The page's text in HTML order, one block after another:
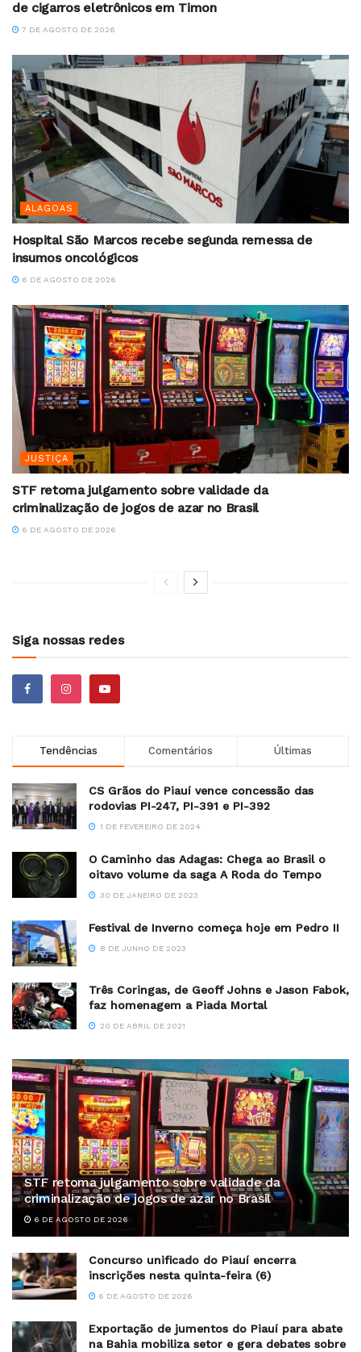
de cigarros eletrônicos em Timon
7 DE AGOSTO DE 2026
ALAGOAS
Hospital São Marcos recebe segunda remessa de
insumos oncológicos
6 DE AGOSTO DE 2026
JUSTIÇA
STF retoma julgamento sobre validade da
criminalização de jogos de azar no Brasil
6 DE AGOSTO DE 2026
Siga nossas redes
Tendências Comentários Últimas
CS Grãos do Piauí vence concessão das
rodovias PI-247, PI-391 e PI-392
1 DE FEVEREIRO DE 2024
O Caminho das Adagas: Chega ao Brasil o
oitavo volume da saga A Roda do Tempo
30 DE JANEIRO DE 2023
Festival de Inverno começa hoje em Pedro II
8 DE JUNHO DE 2023
Três Coringas, de Geoff Johns e Jason Fabok,
faz homenagem a Piada Mortal
20 DE ABRIL DE 2021
STF retoma julgamento sobre validade da
criminalização de jogos de azar no Brasil
6 DE AGOSTO DE 2026
Concurso unificado do Piauí encerra
inscrições nesta quinta-feira (6)
6 DE AGOSTO DE 2026
Exportação de jumentos do Piauí para abate
na Bahia mobiliza setor e gera debates sobre